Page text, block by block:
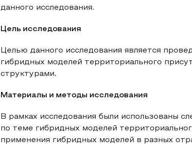
данного исследования.
Цель исследования
Целью данного исследования является
гибридных моделей территориального
структурами.
Материалы и методы исследования
В рамках исследования были использованы
по теме гибридных моделей
применения гибридных моделей в разных